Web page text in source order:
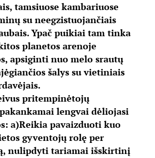
tamsiuose kambariuose
su neegzistuojančiais
Ypač puikiai tam tinka
planetos arenoje
apsiginti nuo melo srautų
šalys su vietiniais
pritempinėtojų
lengvai dėliojasi
a)Reikia pavaizduoti kuo
gyventojų rolę per
nulipdyti tariamai išskirtinį